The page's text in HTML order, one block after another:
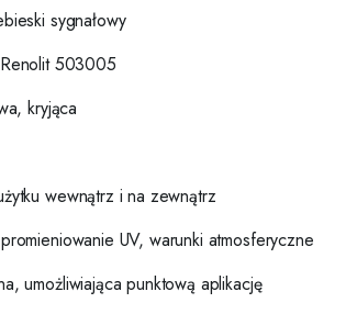
sygnałowy
503005
kryjąca
wewnątrz i na zewnątrz
UV, warunki atmosferyczne
umożliwiająca punktową aplikację